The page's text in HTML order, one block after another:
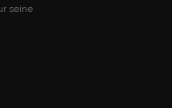
seine